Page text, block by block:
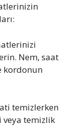
Nem, saat
kordonun
temizlerken
temizlik